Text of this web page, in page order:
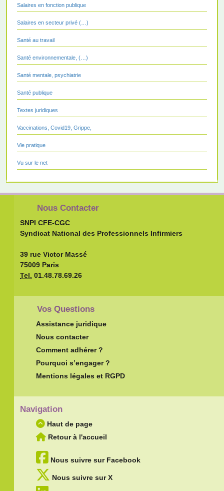
Salaires en fonction publique
Salaires en secteur privé (…)
Santé au travail
Santé environnementale, (…)
Santé mentale, psychiatrie
Santé publique
Textes juridiques
Vaccinations, Covid19, Grippe,
Vie pratique
Vu sur le net
Nous Contacter
SNPI CFE-CGC
Syndicat National des Professionnels Infirmiers
39 rue Victor Massé
75009 Paris
Tel. 01.48.78.69.26
Vos Questions
Assistance juridique
Nous contacter
Comment adhérer ?
Pourquoi s’engager ?
Mentions légales et RGPD
Navigation
Haut de page
Retour à l'accueil
Nous suivre sur Facebook
Nous suivre sur X